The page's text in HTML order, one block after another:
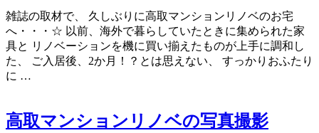
雑誌の取材で、 久しぶりに高取マンションリノベのお宅
へ・・・☆ 以前、海外で暮らしていたときに集められた家
具と リノベーションを機に買い揃えたものが上手に調和し
た、 ご入居後、2か月！？とは思えない、 すっかりおふたり
に …
高取マンションリノベの写真撮影